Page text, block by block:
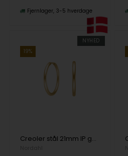
Fjernlager 3-5 hverdage
NYHED
19%
Creoler stål 21mm IP gold CALMA, fra Nordahl